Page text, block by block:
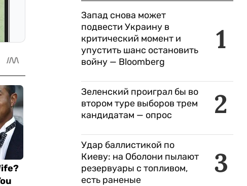
1
Запад снова может
подвести Украину в
критический момент и
упустить шанс остановить
войну — Bloomberg
2
Зеленский проиграл бы во
втором туре выборов трем
кандидатам — опрос
3
Удар баллистикой по
Киеву: на Оболони пылают
резервуары с топливом,
есть раненые